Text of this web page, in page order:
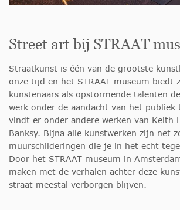
Street art bij STRAAT
Straatkunst is één van de grootste
onze tijd en het STRAAT museum biedt
kunstenaars als opstormende talenten
werk onder de aandacht van het publiek
vindt er onder andere werken van Keith
Banksy. Bijna alle kunstwerken zijn net
muurschilderingen die je in het echt
Door het STRAAT museum in
maken met de verhalen achter deze
straat meestal verborgen blijven.